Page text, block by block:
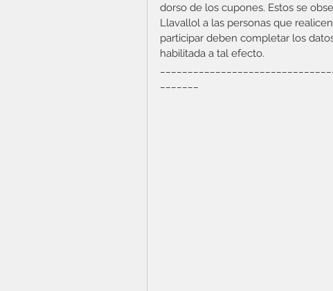
dorso de los cupones. Estos se
Llavallol a las personas que
participar deben completar los
habilitada a tal efecto.